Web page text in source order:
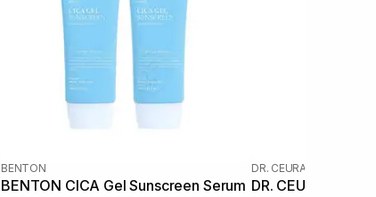
BENTON
BENTON CICA Gel Sunscreen Serum
DR. CEURACLE
DR. CEURACLE